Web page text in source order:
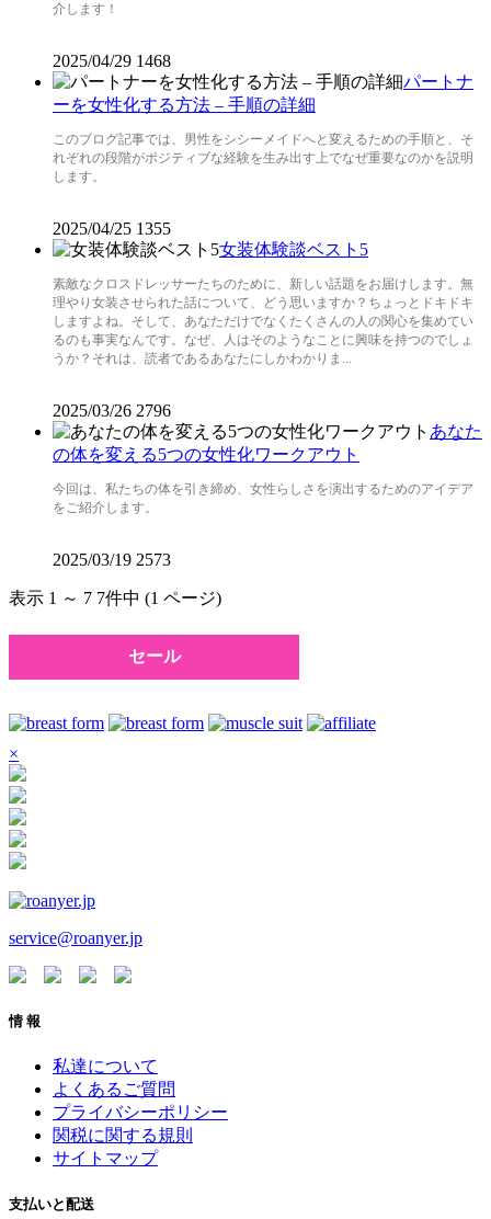
介します！
2025/04/29 1468
パートナ
ーを女性化する方法 – 手順の詳細
このブログ記事では、男性をシシーメイドへと変えるための手順と、そ
れぞれの段階がポジティブな経験を生み出す上でなぜ重要なのかを説明
します。
2025/04/25 1355
女装体験談ベスト5
素敵なクロスドレッサーたちのために、新しい話題をお届けします。無
理やり女装させられた話について、どう思いますか？ちょっとドキドキ
しますよね。そして、あなただけでなくたくさんの人の関心を集めてい
るのも事実なんです。なぜ、人はそのようなことに興味を持つのでしょ
うか？それは、読者であるあなたにしかわかりま...
2025/03/26 2796
あなた
の体を変える5つの女性化ワークアウト
今回は、私たちの体を引き締め、女性らしさを演出するためのアイデア
をご紹介します。
2025/03/19 2573
表示 1 ～ 7 7件中 (1 ページ)
セール
×
service@roanyer.jp
情 報
私達について
よくあるご質問
プライバシーポリシー
関税に関する規則
サイトマップ
支払いと配送